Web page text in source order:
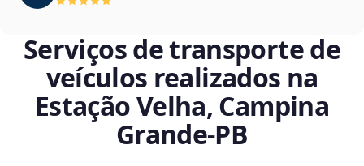
Serviços de transporte de
veículos realizados na
Estação Velha, Campina
Grande‑PB